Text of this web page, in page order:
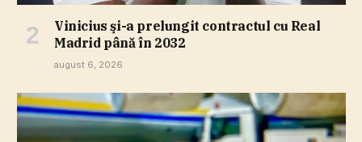
Vinicius şi-a prelungit contractul cu Real
Madrid până în 2032
august 6, 2026